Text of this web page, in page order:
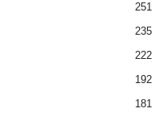
251
235
222
192
181